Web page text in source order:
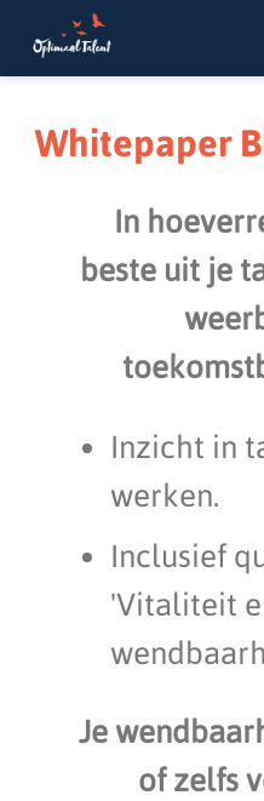
Whitepaper
In
beste uit je
Inzicht in
werken.
Inclusief
'Vitaliteit
Je
of zelfs